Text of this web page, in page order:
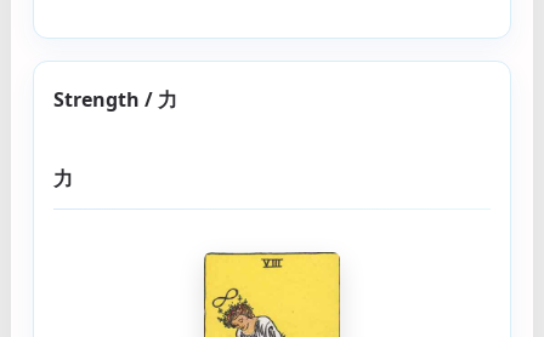
Strength / 力
力